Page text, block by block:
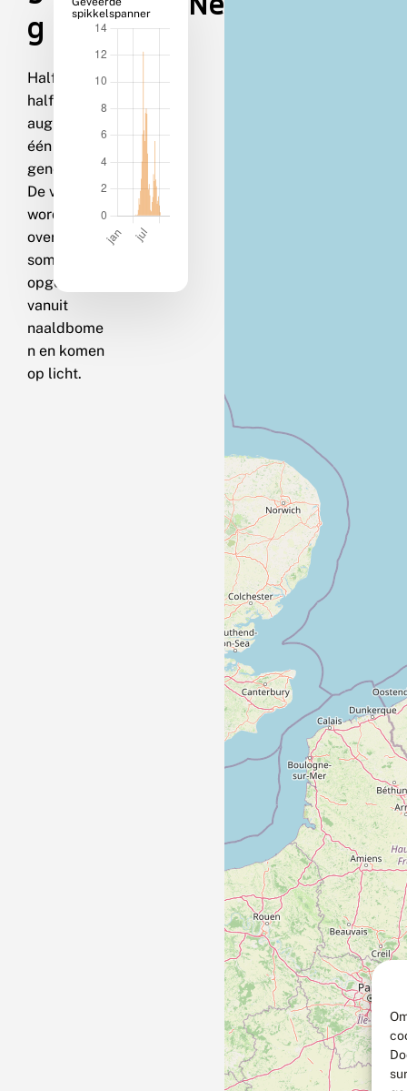
g
Half juni-
half
augustus in
één
generatie.
De vlinders
worden
overdag
soms
opgejaagd
vanuit
naaldbome
n en komen
op licht.
spikkelspanner